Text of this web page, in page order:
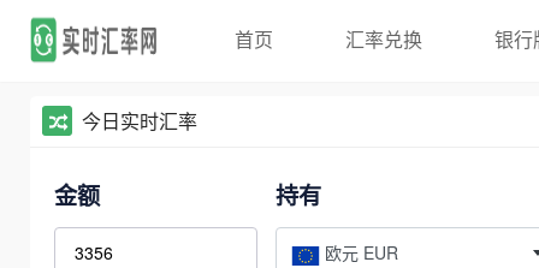
首页 汇率兑换 银行
今日实时汇率
金额 持有
欧元 EUR